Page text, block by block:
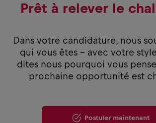
Prêt à relever le
Dans votre candidature, nous
qui vous êtes - avec votre
dites nous pourquoi vous
prochaine opportunité est
Postuler maintenant